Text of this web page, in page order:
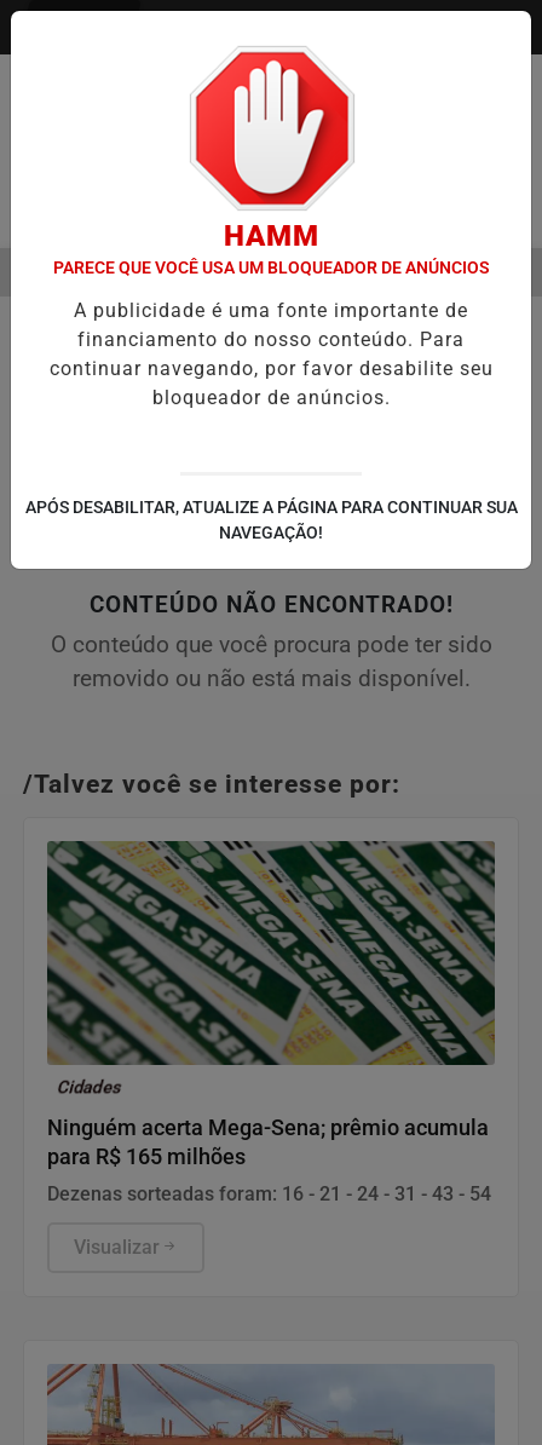
Pesquisar Notícia
ÓPTICO EM 2026 WELTON LEMOS REÚNE LIDERANÇAS DE
EM ALTA
MENU
CONTEÚDO NÃO ENCONTRADO!
O conteúdo que você procura pode ter sido
removido ou não está mais disponível.
/Talvez você se interesse por:
Cidades
Ninguém acerta Mega-Sena; prêmio acumula
para R$ 165 milhões
Dezenas sorteadas foram: 16 - 21 - 24 - 31 - 43 - 54
Visualizar
HAMM
PARECE QUE VOCÊ USA UM BLOQUEADOR DE ANÚNCIOS
A publicidade é uma fonte importante de
financiamento do nosso conteúdo. Para
continuar navegando, por favor desabilite seu
bloqueador de anúncios.
APÓS DESABILITAR, ATUALIZE A PÁGINA PARA CONTINUAR SUA
NAVEGAÇÃO!